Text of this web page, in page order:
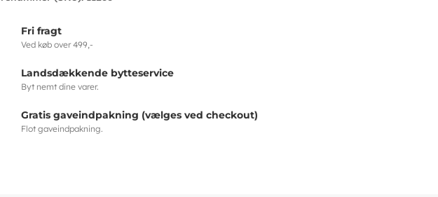
Fri fragt
Ved køb over 499,-
Landsdækkende bytteservice
Byt nemt dine varer.
Gratis gaveindpakning (vælges ved checkout)
Flot gaveindpakning.